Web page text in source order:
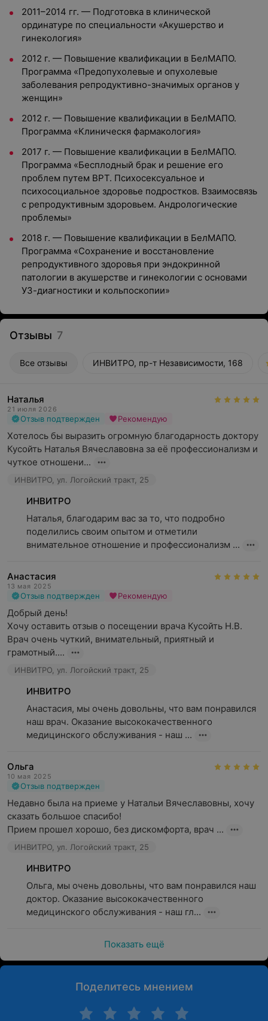
2011–2014 гг. — Подготовка в клинической
ординатуре по специальности «Акушерство и
гинекология»
2012 г. — Повышение квалификации в БелМАПО.
Программа «Предопухолевые и опухолевые
заболевания репродуктивно-значимых органов у
женщин»
2012 г. — Повышение квалификации в БелМАПО.
Программа «Клиническя фармакология»
2017 г. — Повышение квалификации в БелМАПО.
Программа «Бесплодный брак и решение его
проблем путем ВРТ. Психосексуальное и
психосоциальное здоровье подростков. Взаимосвязь
с репродуктивным здоровьем. Андрологические
проблемы»
2018 г. — Повышение квалификации в БелМАПО.
Программа «Сохранение и восстановление
репродуктивного здоровья при эндокринной
патологии в акушерстве и гинекологии с основами
УЗ-диагностики и кольпоскопии»
Отзывы 7
Все отзывы ИНВИТРО, пр-т Независимости, 168
Наталья
21 июля 2026
Отзыв подтвержден Рекомендую
Хотелось бы выразить огромную благодарность доктору
Кусойть Наталья Вячеславовна за её профессионализм и
чуткое отношени...
ИНВИТРО, ул. Логойский тракт, 25
ИНВИТРО
Наталья, благодарим вас за то, что подробно
поделились своим опытом и отметили
внимательное отношение и профессионализм ...
Анастасия
13 мая 2025
Отзыв подтвержден Рекомендую
Добрый день!
Хочу оставить отзыв о посещении врача Кусойть Н.В.
Врач очень чуткий, внимательный, приятный и
грамотный....
ИНВИТРО, ул. Логойский тракт, 25
ИНВИТРО
Анастасия, мы очень довольны, что вам понравился
наш врач. Оказание высококачественного
медицинского обслуживания - наш ...
Ольга
10 мая 2025
Отзыв подтвержден
Недавно была на приеме у Натальи Вячеславовны, хочу
сказать большое спасибо!
Прием прошел хорошо, без дискомфорта, врач ...
ИНВИТРО, ул. Логойский тракт, 25
ИНВИТРО
Ольга, мы очень довольны, что вам понравился наш
доктор. Оказание высококачественного
медицинского обслуживания - наш гл...
Показать ещё
Поделитесь мнением